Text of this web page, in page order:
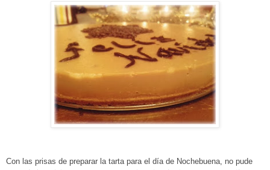
Con las prisas de preparar la tarta para el día de Nochebuena, no pude